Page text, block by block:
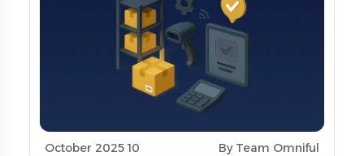
By Team Omniful
10 October 2025